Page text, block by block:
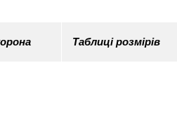
Таблиці розмірів